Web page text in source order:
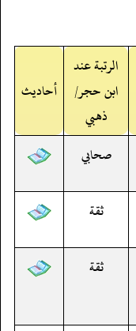
الرتبة عند
ابن حجر/
ذهبي
أحاديث
صحابي
ثقة
ثقة